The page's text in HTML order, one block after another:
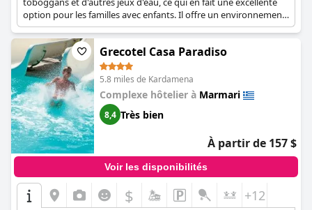
option pour les familles avec enfants. Il offre un environnement
sûr et amusant pour que les enfants puissent profiter des
activités aquatiques.
Grecotel Casa Paradiso
5.8 miles de Kardamena
Complexe hôtelier à Marmari
8,4 Très bien
À partir de 157 $
Voir les disponibilités
$ +12